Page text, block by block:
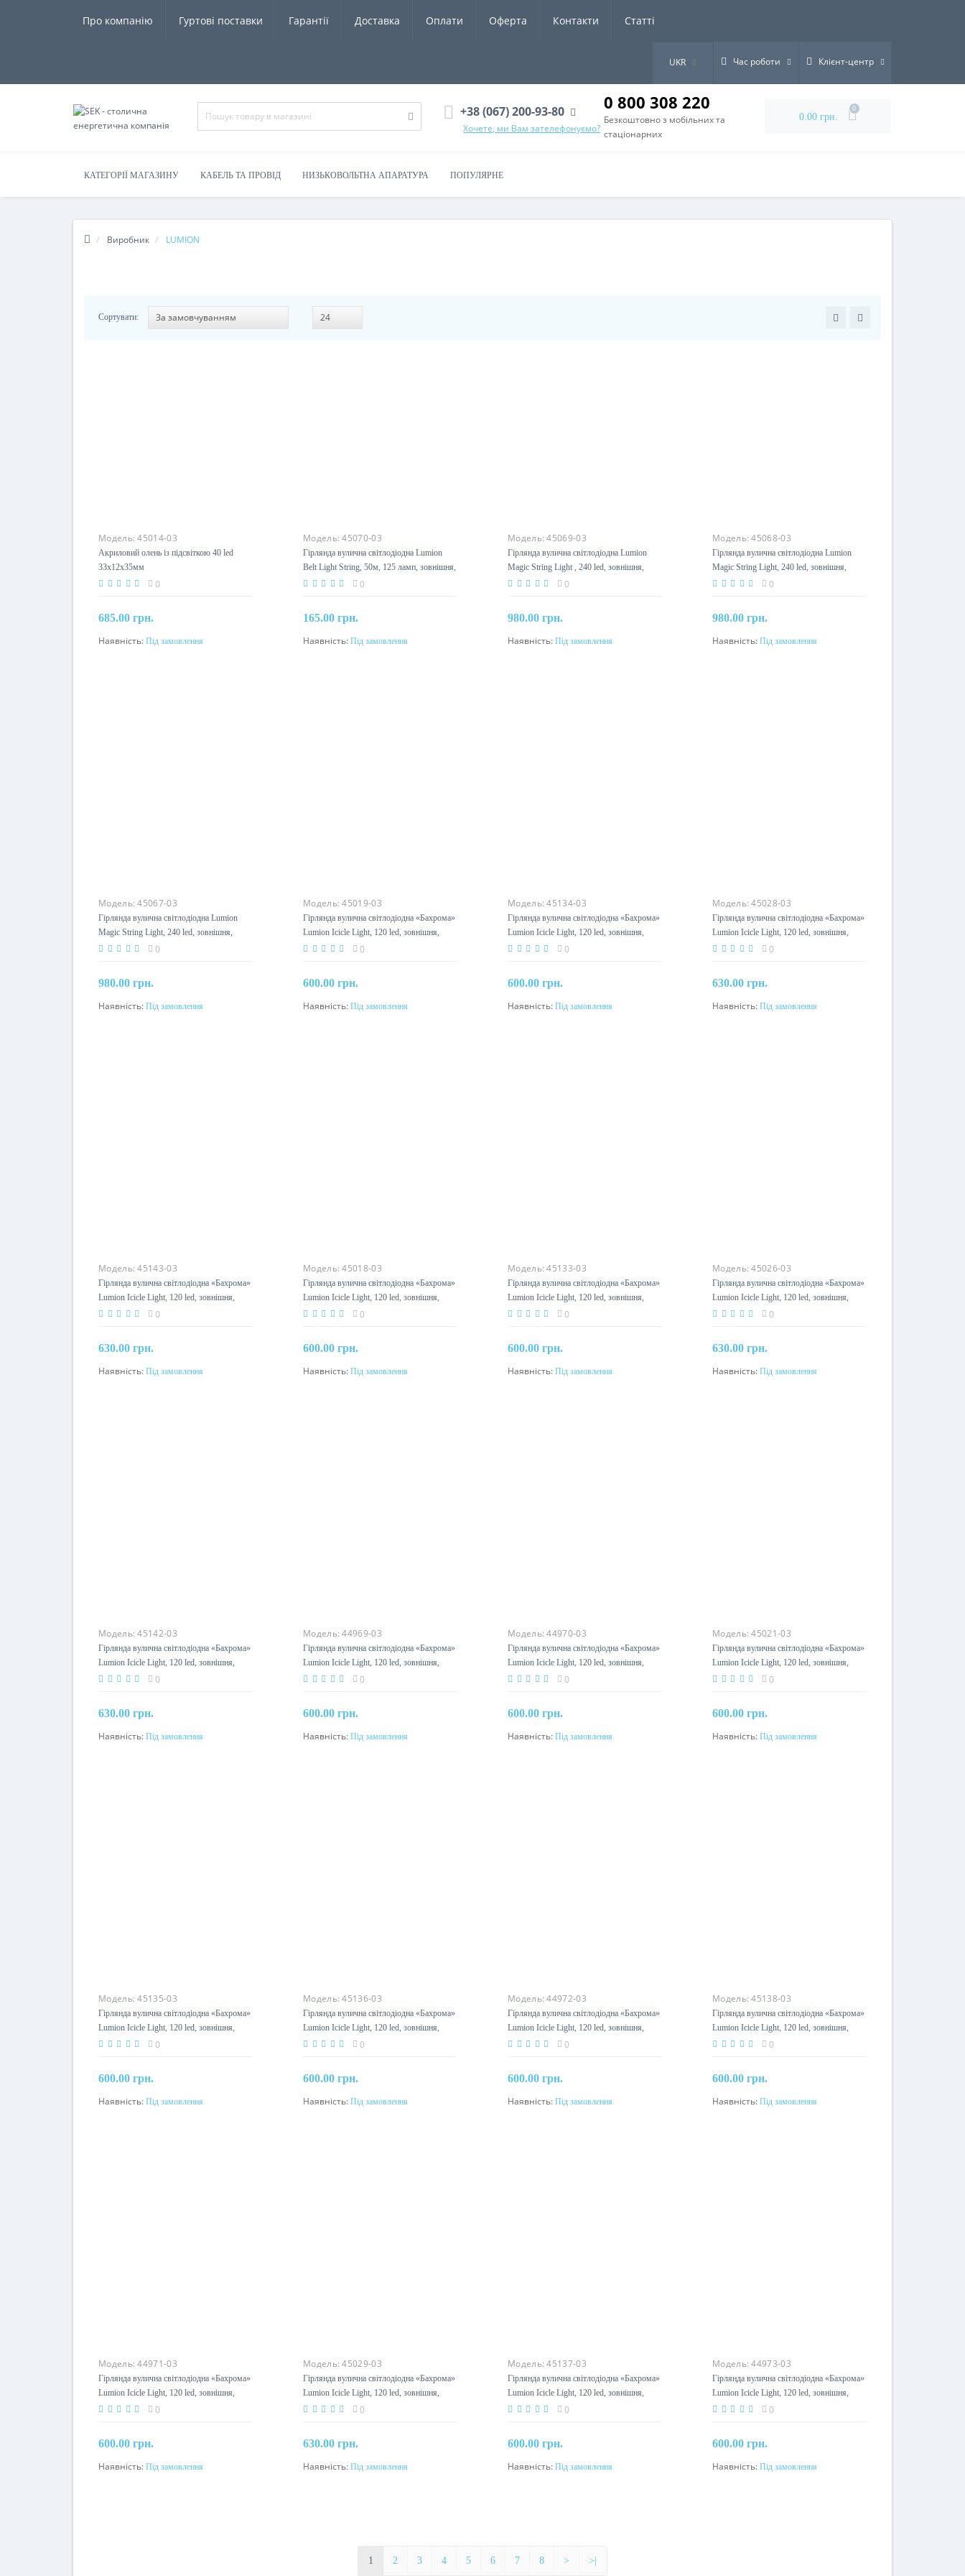
Про компанію Гуртові поставки Гарантії Доставка Оплати Оферта Контакти Статті
UKR Час роботи Клієнт-центр
+38 (067) 200-93-80
Хочете, ми Вам зателефонуємо?
0 800 308 220
Безкоштовно з мобільних та
стаціонарних
0.00 грн.
0
КАТЕГОРІЇ МАГАЗИНУ КАБЕЛЬ ТА ПРОВІД НИЗЬКОВОЛЬТНА АПАРАТУРА ПОПУЛЯРНЕ
Виробник LUMION
Сортувати:
Модель:45014-03
Акриловий олень із підсвіткою 40 led
33х12х35мм
0
685.00 грн.
Під замовлення
Наявність:Під замовлення
Модель:45070-03
Гірлянда вулична світлодіодна Lumion
Belt Light String, 50м, 125 ламп, зовнішня,
колір набірний 0
165.00 грн.
Під замовлення
Наявність:Під замовлення
Модель:45069-03
Гірлянда вулична світлодіодна Lumion
Magic String Light , 240 led, зовнішня,
мультиколор з мерехтінням
0
980.00 грн.
Під замовлення
Наявність:Під замовлення
Модель:45068-03
Гірлянда вулична світлодіодна Lumion
Magic String Light, 240 led, зовнішня,
білий теплий з мерехтінням
0
980.00 грн.
Під замовлення
Наявність:Під замовлення
Модель:45067-03
Гірлянда вулична світлодіодна Lumion
Magic String Light, 240 led, зовнішня,
білий холодний з мерехтінням
0
980.00 грн.
Під замовлення
Наявність:Під замовлення
Модель:45019-03
Гірлянда вулична світлодіодна «Бахрома»
Lumion Icicle Light, 120 led, зовнішня,
білий теплий
0
600.00 грн.
Під замовлення
Наявність:Під замовлення
Модель:45134-03
Гірлянда вулична світлодіодна «Бахрома»
Lumion Icicle Light, 120 led, зовнішня,
білий теплий
0
600.00 грн.
Під замовлення
Наявність:Під замовлення
Модель:45028-03
Гірлянда вулична світлодіодна «Бахрома»
Lumion Icicle Light, 120 led, зовнішня,
білий теплий з мерехтінням
0
630.00 грн.
Під замовлення
Наявність:Під замовлення
Модель:45143-03
Гірлянда вулична світлодіодна «Бахрома»
Lumion Icicle Light, 120 led, зовнішня,
білий теплий з мерехтінням
0
630.00 грн.
Під замовлення
Наявність:Під замовлення
Модель:45018-03
Гірлянда вулична світлодіодна «Бахрома»
Lumion Icicle Light, 120 led, зовнішня,
білий холодний 0
600.00 грн.
Під замовлення
Наявність:Під замовлення
Модель:45133-03
Гірлянда вулична світлодіодна «Бахрома»
Lumion Icicle Light, 120 led, зовнішня,
білий холодний 0
600.00 грн.
Під замовлення
Наявність:Під замовлення
Модель:45026-03
Гірлянда вулична світлодіодна «Бахрома»
Lumion Icicle Light, 120 led, зовнішня,
білий холодний з мерехтінням
0
630.00 грн.
Під замовлення
Наявність:Під замовлення
Модель:45142-03
Гірлянда вулична світлодіодна «Бахрома»
Lumion Icicle Light, 120 led, зовнішня,
білий холодний з мерехтінням
0
630.00 грн.
Під замовлення
Наявність:Під замовлення
Модель:44969-03
Гірлянда вулична світлодіодна «Бахрома»
Lumion Icicle Light, 120 led, зовнішня,
жовтий
0
600.00 грн.
Під замовлення
Наявність:Під замовлення
Модель:44970-03
Гірлянда вулична світлодіодна «Бахрома»
Lumion Icicle Light, 120 led, зовнішня,
жовтий
0
600.00 грн.
Під замовлення
Наявність:Під замовлення
Модель:45021-03
Гірлянда вулична світлодіодна «Бахрома»
Lumion Icicle Light, 120 led, зовнішня,
жовтий
0
600.00 грн.
Під замовлення
Наявність:Під замовлення
Модель:45135-03
Гірлянда вулична світлодіодна «Бахрома»
Lumion Icicle Light, 120 led, зовнішня,
жовтий
0
600.00 грн.
Під замовлення
Наявність:Під замовлення
Модель:45136-03
Гірлянда вулична світлодіодна «Бахрома»
Lumion Icicle Light, 120 led, зовнішня,
зелений
0
600.00 грн.
Під замовлення
Наявність:Під замовлення
Модель:44972-03
Гірлянда вулична світлодіодна «Бахрома»
Lumion Icicle Light, 120 led, зовнішня,
зелений
0
600.00 грн.
Під замовлення
Наявність:Під замовлення
Модель:45138-03
Гірлянда вулична світлодіодна «Бахрома»
Lumion Icicle Light, 120 led, зовнішня,
синій
0
600.00 грн.
Під замовлення
Наявність:Під замовлення
Модель:44971-03
Гірлянда вулична світлодіодна «Бахрома»
Lumion Icicle Light, 120 led, зовнішня,
синій
0
600.00 грн.
Під замовлення
Наявність:Під замовлення
Модель:45029-03
Гірлянда вулична світлодіодна «Бахрома»
Lumion Icicle Light, 120 led, зовнішня,
синій з мерехтінням
0
630.00 грн.
Під замовлення
Наявність:Під замовлення
Модель:45137-03
Гірлянда вулична світлодіодна «Бахрома»
Lumion Icicle Light, 120 led, зовнішня,
червоний
0
600.00 грн.
Під замовлення
Наявність:Під замовлення
Модель:44973-03
Гірлянда вулична світлодіодна «Бахрома»
Lumion Icicle Light, 120 led, зовнішня,
червоний
0
600.00 грн.
Під замовлення
Наявність:Під замовлення
1 2 3 4 5 6 7 8 > >|